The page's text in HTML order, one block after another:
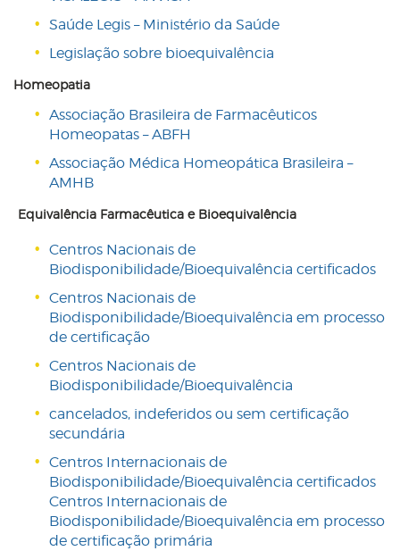
Saúde Legis – Ministério da Saúde
Legislação sobre bioequivalência
Homeopatia
Associação Brasileira de Farmacêuticos
Homeopatas – ABFH
Associação Médica Homeopática Brasileira –
AMHB
Equivalência Farmacêutica e Bioequivalência
Centros Nacionais de
Biodisponibilidade/Bioequivalência certificados
Centros Nacionais de
Biodisponibilidade/Bioequivalência em processo
de certificação
Centros Nacionais de
Biodisponibilidade/Bioequivalência
cancelados, indeferidos ou sem certificação
secundária
Centros Internacionais de
Biodisponibilidade/Bioequivalência certificados
Centros Internacionais de
Biodisponibilidade/Bioequivalência em processo
de certificação primária